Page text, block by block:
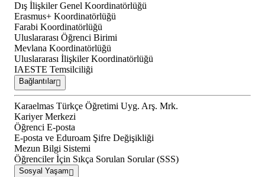
Dış İlişkiler Genel Koordinatörlüğü
Erasmus+ Koordinatörlüğü
Farabi Koordinatörlüğü
Uluslararası Öğrenci Birimi
Mevlana Koordinatörlüğü
Uluslararası İlişkiler Koordinatörlüğü
IAESTE Temsilciliği
Bağlantılar
Karaelmas Türkçe Öğretimi Uyg. Arş. Mrk.
Kariyer Merkezi
Öğrenci E-posta
E-posta ve Eduroam Şifre Değişikliği
Mezun Bilgi Sistemi
Öğrenciler İçin Sıkça Sorulan Sorular (SSS)
Sosyal Yaşam